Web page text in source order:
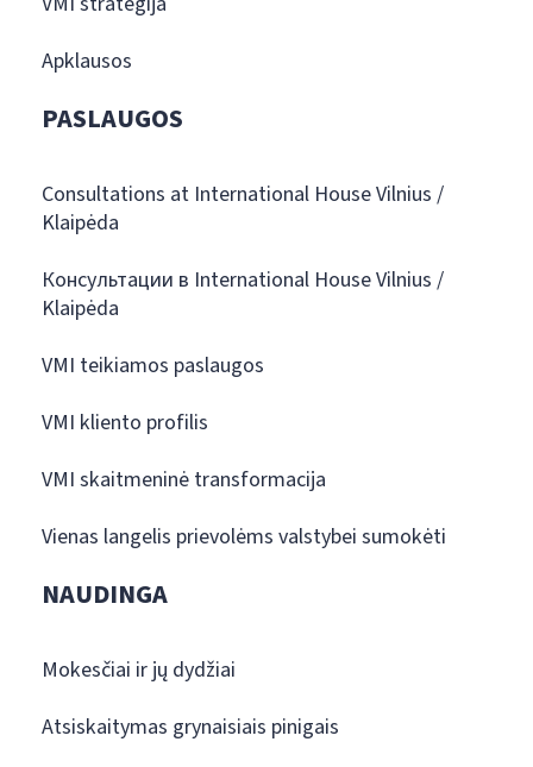
Apklausos
PASLAUGOS
Consultations at International House Vilnius /
Klaipėda
Консультации в International House Vilnius /
Klaipėda
VMI teikiamos paslaugos
VMI kliento profilis
VMI skaitmeninė transformacija
Vienas langelis prievolėms valstybei sumokėti
NAUDINGA
Mokesčiai ir jų dydžiai
Atsiskaitymas grynaisiais pinigais